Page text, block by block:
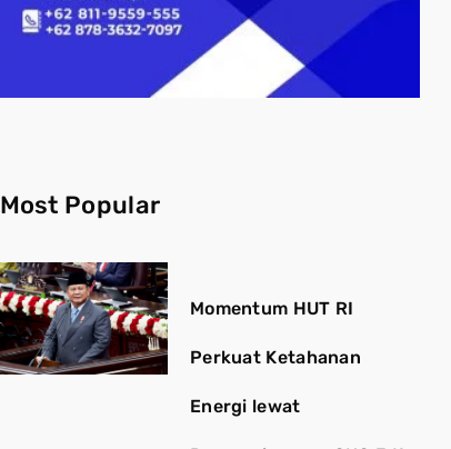
Most Popular
Momentum HUT RI
Perkuat Ketahanan
Energi lewat